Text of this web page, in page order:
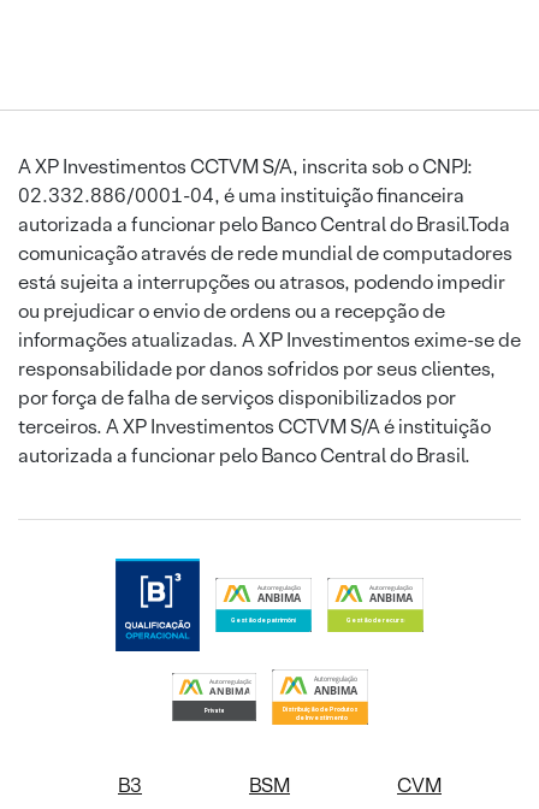
A XP Investimentos CCTVM S/A, inscrita sob o CNPJ:
02.332.886/0001-04, é uma instituição financeira
autorizada a funcionar pelo Banco Central do Brasil.Toda
comunicação através de rede mundial de computadores
está sujeita a interrupções ou atrasos, podendo impedir
ou prejudicar o envio de ordens ou a recepção de
informações atualizadas. A XP Investimentos exime-se de
responsabilidade por danos sofridos por seus clientes,
por força de falha de serviços disponibilizados por
terceiros. A XP Investimentos CCTVM S/A é instituição
autorizada a funcionar pelo Banco Central do Brasil.
B3 BSM CVM